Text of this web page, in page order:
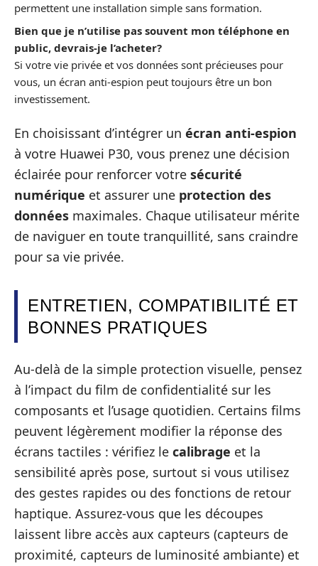
permettent une installation simple sans formation.
Bien que je n’utilise pas souvent mon téléphone en
public, devrais-je l’acheter?
Si votre vie privée et vos données sont précieuses pour
vous, un écran anti-espion peut toujours être un bon
investissement.
En choisissant d’intégrer un écran anti-espion
à votre Huawei P30, vous prenez une décision
éclairée pour renforcer votre sécurité
numérique et assurer une protection des
données maximales. Chaque utilisateur mérite
de naviguer en toute tranquillité, sans craindre
pour sa vie privée.
ENTRETIEN, COMPATIBILITÉ ET
BONNES PRATIQUES
Au-delà de la simple protection visuelle, pensez
à l’impact du film de confidentialité sur les
composants et l’usage quotidien. Certains films
peuvent légèrement modifier la réponse des
écrans tactiles : vérifiez le calibrage et la
sensibilité après pose, surtout si vous utilisez
des gestes rapides ou des fonctions de retour
haptique. Assurez-vous que les découpes
laissent libre accès aux capteurs (capteurs de
proximité, capteurs de luminosité ambiante) et